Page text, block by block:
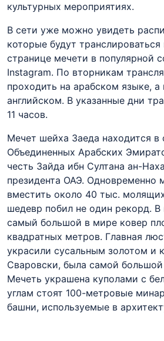
культурных мероприятиях.
В сети уже можно увидеть
которые будут
странице мечети в популярной
Instagram. По вторникам
проходить на арабском языке, а
английском. В указанные дни
11 часов.
Мечет шейха Заеда находится в
Объединенных Арабских
честь Зайда ибн Султана ан-
президента ОАЭ. Одновременно
вместить около 40 тыс.
шедевр побил не один рекорд. В
самый большой в мире ковер
квадратных метров. Главная
украсили сусальным золотом и
Сваровски, была самой большой
Мечеть украшена куполами с
углам стоят 100-метровые
башни, используемые в